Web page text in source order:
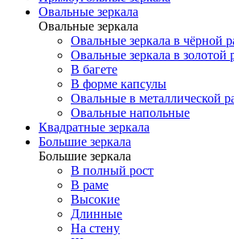
Овальные зеркала
Овальные зеркала
Овальные зеркала в чёрной
Овальные зеркала в золотой
В багете
В форме капсулы
Овальные в металлической
Овальные напольные
Квадратные зеркала
Большие зеркала
Большие зеркала
В полный рост
В раме
Высокие
Длинные
На стену